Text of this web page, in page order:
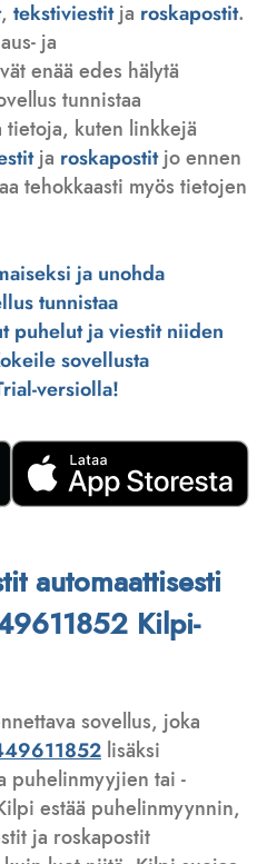
, tekstiviestitja roskapostit.
ja
enää edes hälytä
tunnistaa
tietoja, kuten linkkejä
ja roskapostitjo ennen
tehokkaasti myös tietojen
ja unohda
tunnistaa
puhelut ja viestit niiden
sovellusta
versiolla!
automaattisesti
Kilpi-
sovellus, joka
lisäksi
puhelinmyyjien tai -
estää puhelinmyynnin,
ja roskapostit